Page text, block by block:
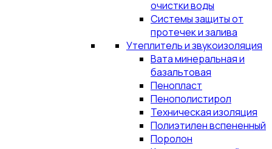
очистки воды
Системы защиты от
протечек и залива
Утеплитель и звукоизоляция
Вата минеральная и
базальтовая
Пенопласт
Пенополистирол
Техническая изоляция
Полиэтилен вспененный
Поролон